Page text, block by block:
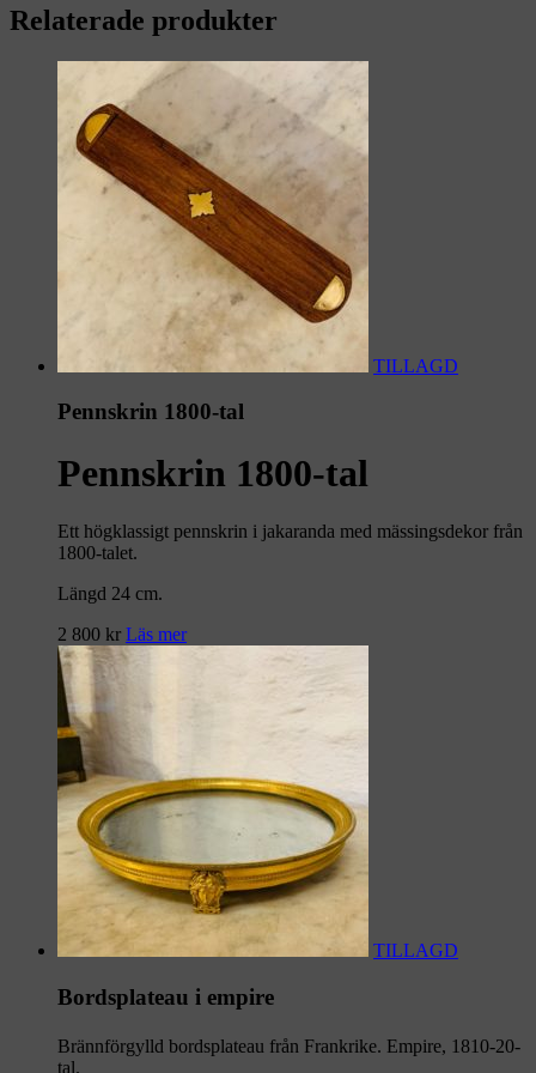
Relaterade produkter
TILLAGD
Pennskrin 1800-tal
Pennskrin 1800-tal
Ett högklassigt pennskrin i jakaranda med mässingsdekor från
1800-talet.
Längd 24 cm.
2 800 kr Läs mer
TILLAGD
Bordsplateau i empire
Brännförgylld bordsplateau från Frankrike. Empire, 1810-20-
tal.